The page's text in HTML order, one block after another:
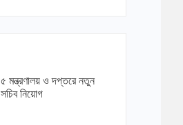
৫ মন্ত্রণালয় ও দপ্তরে নতুন
সচিব নিয়োগ